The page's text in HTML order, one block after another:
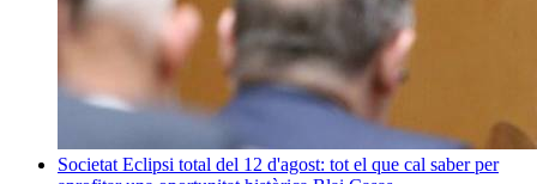
Societat Eclipsi total del 12 d'agost: tot el que cal saber per